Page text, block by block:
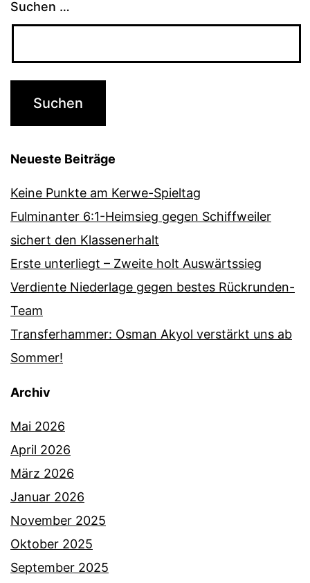
Suchen …
Neueste Beiträge
Keine Punkte am Kerwe-Spieltag
Fulminanter 6:1-Heimsieg gegen Schiffweiler
sichert den Klassenerhalt
Erste unterliegt – Zweite holt Auswärtssieg
Verdiente Niederlage gegen bestes Rückrunden-
Team
Transferhammer: Osman Akyol verstärkt uns ab
Sommer!
Archiv
Mai 2026
April 2026
März 2026
Januar 2026
November 2025
Oktober 2025
September 2025